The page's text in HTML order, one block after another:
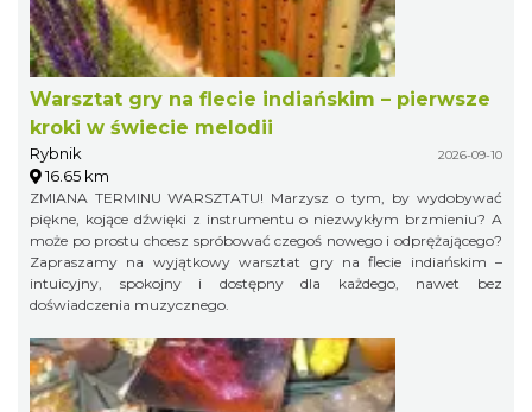
Warsztat gry na flecie indiańskim – pierwsze
kroki w świecie melodii
Rybnik 2026-09-10
16.65 km
ZMIANA TERMINU WARSZTATU! Marzysz o tym, by wydobywać
piękne, kojące dźwięki z instrumentu o niezwykłym brzmieniu? A
może po prostu chcesz spróbować czegoś nowego i odprężającego?
Zapraszamy na wyjątkowy warsztat gry na flecie indiańskim –
intuicyjny, spokojny i dostępny dla każdego, nawet bez
doświadczenia muzycznego.